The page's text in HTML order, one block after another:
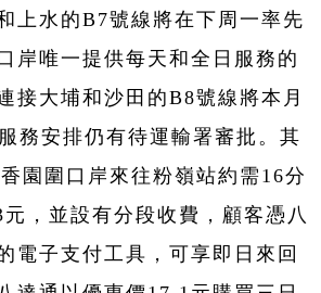
上水的B7號線將在下周一率先
岸唯一提供每天和全日服務的
接大埔和沙田的B8號線將本月
務安排仍有待運輸署審批。其
園圍口岸來往粉嶺站約需16分
，並設有分段收費，顧客憑八
電子支付工具，可享即日來回